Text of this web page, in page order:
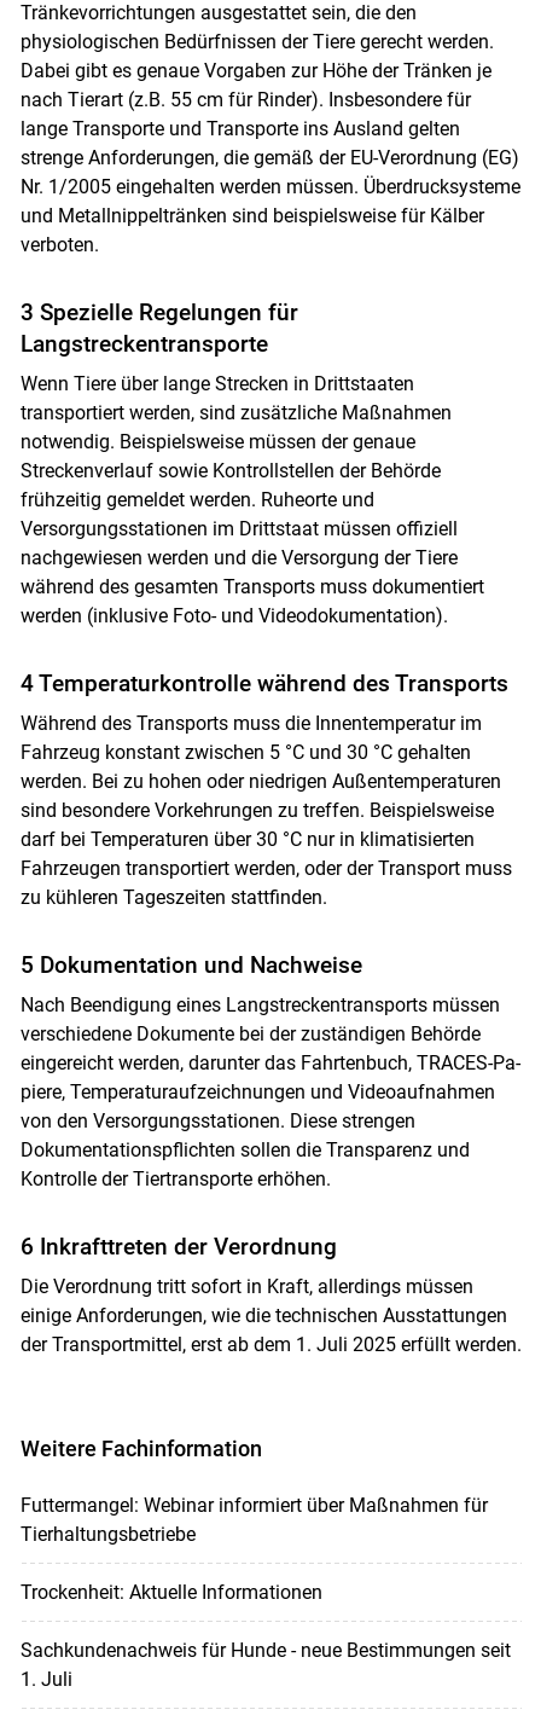
Tränkevorrichtungen ausgestattet sein, die den
physiologischen Bedürfnissen der Tiere gerecht werden.
Dabei gibt es genaue Vorgaben zur Höhe der Tränken je
nach Tierart (z.B. 55 cm für Rinder). Insbesondere für
lange Transporte und Transporte ins Ausland gelten
strenge Anforderungen, die gemäß der EU-Verordnung (EG)
Nr. 1/​2005 eingehalten werden müssen. Überdrucksysteme
und Metallnippeltränken sind beispielsweise für Kälber
verboten.
3 Spezielle Regelungen für
Langstreckentransporte
Wenn Tiere über lange Strecken in Drittstaaten
transportiert werden, sind zusätzliche Maßnahmen
notwendig. Beispielsweise müssen der genaue
Streckenverlauf sowie Kontrollstellen der Behörde
frühzeitig gemeldet werden. Ruheorte und
Versorgungsstationen im Drittstaat müssen offiziell
nachgewiesen werden und die Versorgung der Tiere
während des gesamten Transports muss dokumentiert
werden (inklusive Foto- und ­Videodokumentation).
4 Temperaturkontrolle während des Transports
Während des Transports muss die Innentemperatur im
Fahrzeug konstant zwischen 5 °C und 30 °C gehalten
werden. Bei zu hohen oder niedrigen Außentemperaturen
sind besondere Vorkehrungen zu treffen. Beispielsweise
darf bei Temperaturen über 30 °C nur in klimatisierten
Fahrzeugen transportiert werden, oder der Transport muss
zu kühleren Tageszeiten stattfinden.
5 Dokumentation und Nachweise
Nach Beendigung eines Langstreckentransports müssen
ver­schiedene Dokumente bei der zuständigen Behörde
eingereicht werden, darunter das Fahrtenbuch, TRACES-Pa­
piere, Temperaturaufzeichnungen und Videoaufnahmen
von den Versorgungsstationen. Diese strengen
Dokumentationspflichten sollen die Transparenz und
Kontrolle der Tiertransporte erhöhen.
6 Inkrafttreten der Verordnung
Die Verordnung tritt sofort in Kraft, allerdings müssen
einige Anforderungen, wie die technischen Ausstattungen
der Transportmittel, erst ab dem 1. Juli 2025 erfüllt werden.
Weitere Fachinformation
Futtermangel: Webinar informiert über Maßnahmen für
Tierhaltungsbetriebe
Trockenheit: Aktuelle Informationen
Sachkundenachweis für Hunde - neue Bestimmungen seit
1. Juli